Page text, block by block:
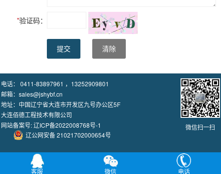
*验证码：
提交 清除
微信扫一扫
电话： 0411-83897961 ，13252909801
邮箱：sales@jshybf.cn
地址：中国辽宁省大连市开发区九号办公区5F
大连佰德工程技术有限公司
网站备案号:辽ICP备2022008768号-1
辽公网安备 21021702000654号
客服 微信 电话